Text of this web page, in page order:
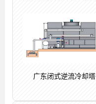
广东闭式逆流冷却塔